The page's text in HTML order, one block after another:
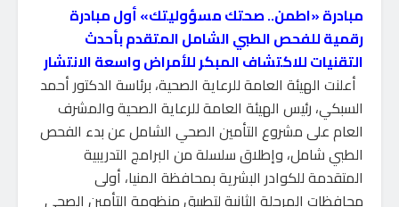
مبادرة «اطمن.. صحتك مسؤوليتك» أول مبادرة
رقمية للفحص الطبي الشامل المتقدم بأحدث
التقنيات للاكتشاف المبكر للأمراض واسعة الانتشار
أعلنت الهيئة العامة للرعاية الصحية، برئاسة الدكتور أحمد
السبكي، رئيس الهيئة العامة للرعاية الصحية والمشرف
العام على مشروع التأمين الصحي الشامل عن بدء الفحص
الطبي شامل، وإطلاق سلسلة من البرامج التدريبية
المتقدمة للكوادر البشرية بمحافظة المنيا، أولى
محافظات المرحلة الثانية لتطبيق منظومة التأمين الصحي